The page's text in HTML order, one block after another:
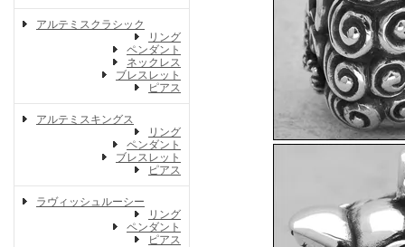
アルテミスクラシック
リング
ペンダント
ネックレス
ブレスレット
ピアス
アルテミスキングス
リング
ペンダント
ブレスレット
ピアス
ラヴィッシュルーシー
リング
ペンダント
ピアス